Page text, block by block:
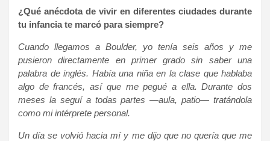
¿Qué anécdota de vivir en diferentes ciudades durante
tu infancia te marcó para siempre?
Cuando llegamos a Boulder, yo tenía seis años y me
pusieron directamente en primer grado sin saber una
palabra de inglés. Había una niña en la clase que hablaba
algo de francés, así que me pegué a ella. Durante dos
meses la seguí a todas partes —aula, patio— tratándola
como mi intérprete personal.
Un día se volvió hacia mí y me dijo que no quería que me